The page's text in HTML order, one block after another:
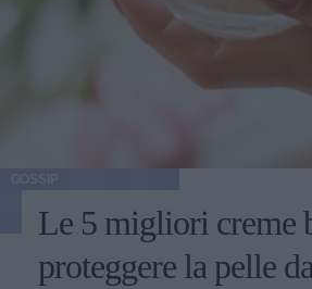
Le 5 migliori creme
proteggere la pelle